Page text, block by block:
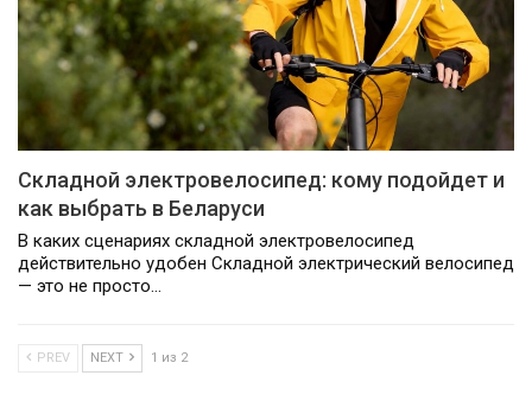
Складной электровелосипед: кому подойдет и
как выбрать в Беларуси
В каких сценариях складной электровелосипед
действительно удобен Складной электрический велосипед
— это не просто…
PREV NEXT 1 из 2